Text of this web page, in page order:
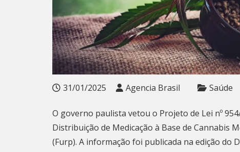
31/01/2025 Agencia Brasil Saúde
O governo paulista vetou o Projeto de Lei nº
Distribuição de Medicação à Base de Cannabis
(Furp). A informação foi publicada na edição do